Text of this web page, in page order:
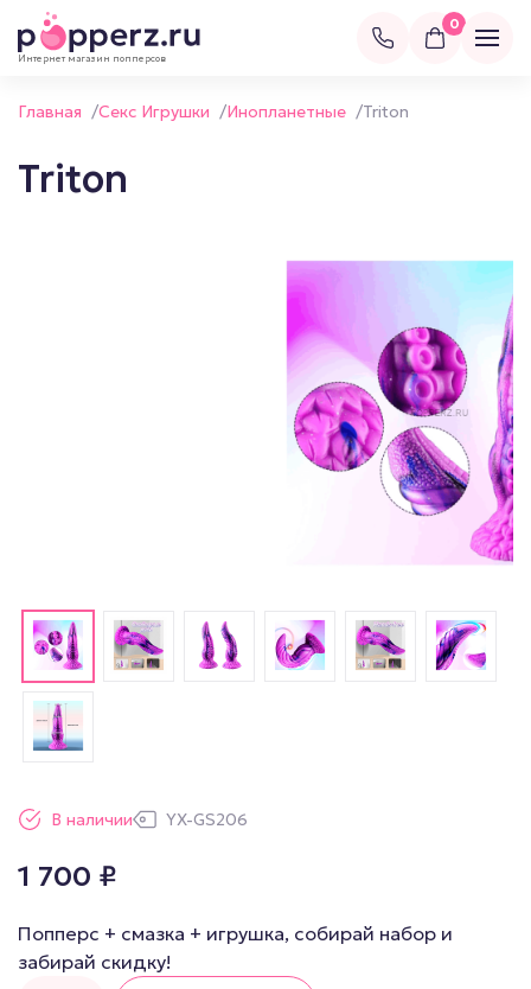
Интернет магазин попперсов
0
Главная /Секс Игрушки /Инопланетные /Triton
Triton
В наличии YX-GS206
1 700 ₽
Попперс + смазка + игрушка, собирай набор и
забирай скидку!